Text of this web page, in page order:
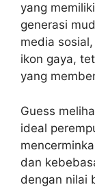
yang
generasi
media
ikon gaya,
yang
Guess
ideal
dan
dengan nilai